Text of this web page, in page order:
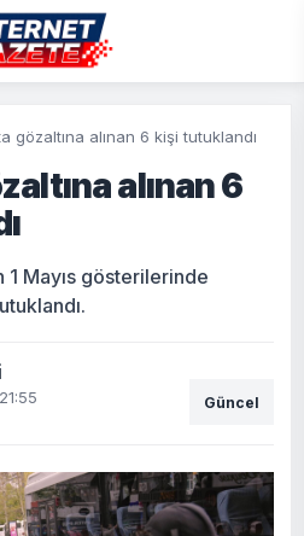
gözaltına alınan 6 kişi tutuklandı
alınan 6
Mayıs gösterilerinde
Güncel